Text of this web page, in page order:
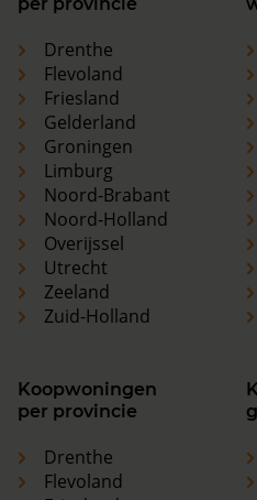
Drenthe
Flevoland
Friesland
Gelderland
Groningen
Limburg
Noord-Brabant
Noord-Holland
Overijssel
Utrecht
Zeeland
Zuid-Holland
Koopwoningen
per provincie
Drenthe
Flevoland